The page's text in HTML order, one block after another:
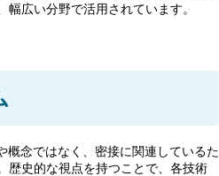
広い分野で活用されています。
概念ではなく、密接に関連しているた
歴史的な視点を持つことで、各技術